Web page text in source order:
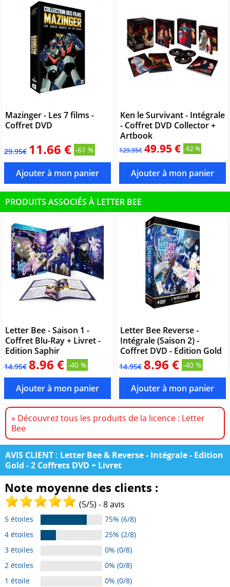
Mazinger - Les 7 films -
Coffret DVD
29.95€ 11.66 € -61 %
Ken le Survivant - Intégrale
- Coffret DVD Collector +
Artbook
129.95€ 49.95 € -62 %
PRODUITS ASSOCIÉS À LETTER BEE
Letter Bee - Saison 1 -
Coffret Blu-Ray + Livret -
Edition Saphir
14.95€ 8.96 € -40 %
Letter Bee Reverse -
Intégrale (Saison 2) -
Coffret DVD - Edition Gold
14.95€ 8.96 € -40 %
» Découvrez tous les produits de la licence : Letter
Bee
AVIS CLIENT : Letter Bee & Reverse - Intégrale - Edition
Gold - 2 Coffrets DVD + Livret
Note moyenne des clients :
(5/5) -8avis
5 étoiles
75% (6/8)
4 étoiles
25% (2/8)
3 étoiles
0% (0/8)
2 étoiles
0% (0/8)
1 étoile
0% (0/8)